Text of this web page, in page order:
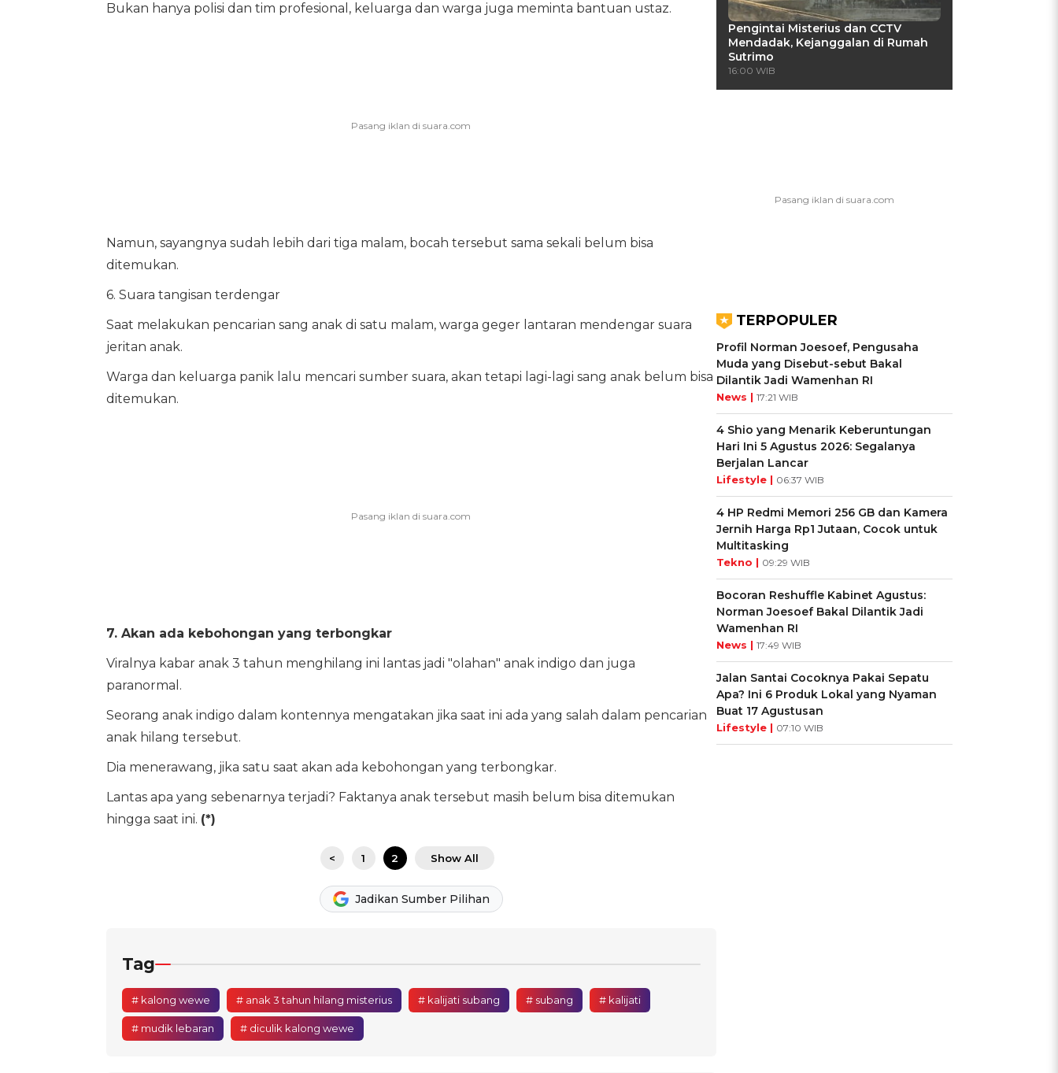
Bukan hanya polisi dan tim profesional, keluarga dan warga juga meminta bantuan ustaz.
Namun, sayangnya sudah lebih dari tiga malam, bocah tersebut sama sekali belum bisa
ditemukan.
6. Suara tangisan terdengar
Saat melakukan pencarian sang anak di satu malam, warga geger lantaran mendengar suara
jeritan anak.
Warga dan keluarga panik lalu mencari sumber suara, akan tetapi lagi-lagi sang anak belum bisa
ditemukan.
7. Akan ada kebohongan yang terbongkar
Viralnya kabar anak 3 tahun menghilang ini lantas jadi "olahan" anak indigo dan juga
paranormal.
Seorang anak indigo dalam kontennya mengatakan jika saat ini ada yang salah dalam pencarian
anak hilang tersebut.
Dia menerawang, jika satu saat akan ada kebohongan yang terbongkar.
Lantas apa yang sebenarnya terjadi? Faktanya anak tersebut masih belum bisa ditemukan
hingga saat ini. (*)
< 1 2 Show All
Jadikan Sumber Pilihan
Tag
# kalong wewe # anak 3 tahun hilang misterius # kalijati subang # subang # kalijati
# mudik lebaran # diculik kalong wewe
Pengintai Misterius dan CCTV
Mendadak, Kejanggalan di Rumah
Sutrimo
16:00 WIB
TERPOPULER
Profil Norman Joesoef, Pengusaha
Muda yang Disebut-sebut Bakal
Dilantik Jadi Wamenhan RI
News | 17:21 WIB
4 Shio yang Menarik Keberuntungan
Hari Ini 5 Agustus 2026: Segalanya
Berjalan Lancar
Lifestyle | 06:37 WIB
4 HP Redmi Memori 256 GB dan Kamera
Jernih Harga Rp1 Jutaan, Cocok untuk
Multitasking
Tekno | 09:29 WIB
Bocoran Reshuffle Kabinet Agustus:
Norman Joesoef Bakal Dilantik Jadi
Wamenhan RI
News | 17:49 WIB
Jalan Santai Cocoknya Pakai Sepatu
Apa? Ini 6 Produk Lokal yang Nyaman
Buat 17 Agustusan
Lifestyle | 07:10 WIB